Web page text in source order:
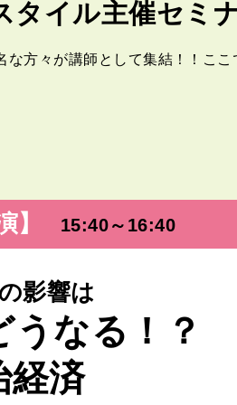
タイル主催セミ
な方々が講師として集結！！こ
】 15:40～16:40
影響は
うなる！？
経済